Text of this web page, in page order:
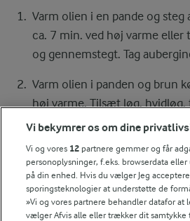
Varm olien i en pande og steg
ca. 7 min. ved høj varme
og gennemstegt. Tag
Varm olien i panden og brun
høj varme. Tilsæt løg,
krydderier og steg i ca. 1 min.
Tilsæt peberfrugt og tomater,
i ca. 10 min. ved middel varme
de stegte auberginer i kødet.
Vi bekymrer os om dine
Vi og vores 12 partnere gemmer og får
personoplysninger, f.eks. browserdata
på din enhed. Hvis du vælger Jeg
sporingsteknologier at understøtte de
»Vi og vores partnere behandler datafor at
vælger Afvis alle eller trækker dit samtykke